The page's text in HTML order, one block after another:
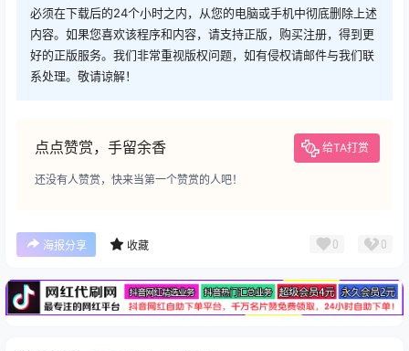
必须在下载后的24个小时之内，从您的电脑或手机中彻底删除上述
内容。如果您喜欢该程序和内容，请支持正版，购买注册，得到更
好的正版服务。我们非常重视版权问题，如有侵权请邮件与我们联
系处理。敬请谅解！
点点赞赏，手留余香 给TA打赏
还没有人赞赏，快来当第一个赞赏的人吧！
海报分享 收藏 0 0
广告